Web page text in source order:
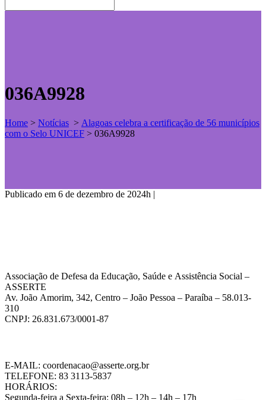
036A9928
Home > Notícias > Alagoas celebra a certificação de 56 municípios
com o Selo UNICEF > 036A9928
Publicado em 6 de dezembro de 2024h |
Associação de Defesa da Educação, Saúde e Assistência Social –
ASSERTE
Av. João Amorim, 342, Centro – João Pessoa – Paraíba – 58.013-
310
CNPJ: 26.831.673/0001-87
E-MAIL: coordenacao@asserte.org.br
TELEFONE: 83 3113-5837
HORÁRIOS:
Segunda-feira a Sexta-feira: 08h – 12h – 14h – 17h